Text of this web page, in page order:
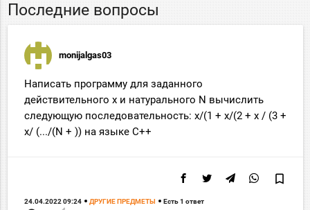
Последние вопросы
monijalgas03
Написать программу для заданного
действительного x и натурального N вычислить
следующую последовательность: x/(1 + x/(2 + x / (3 +
x/ (.../(N + )) на языке С++
bookmark_border
24.04.2022 09:24 ДРУГИЕ ПРЕДМЕТЫ Есть 1 ответ